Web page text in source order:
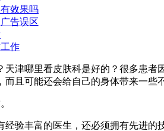
效果吗
告误区
作
天津哪里看皮肤科是好的？很多患
而且可能还会给自己的身体带来一些
经验丰富的医生，还必须拥有先进